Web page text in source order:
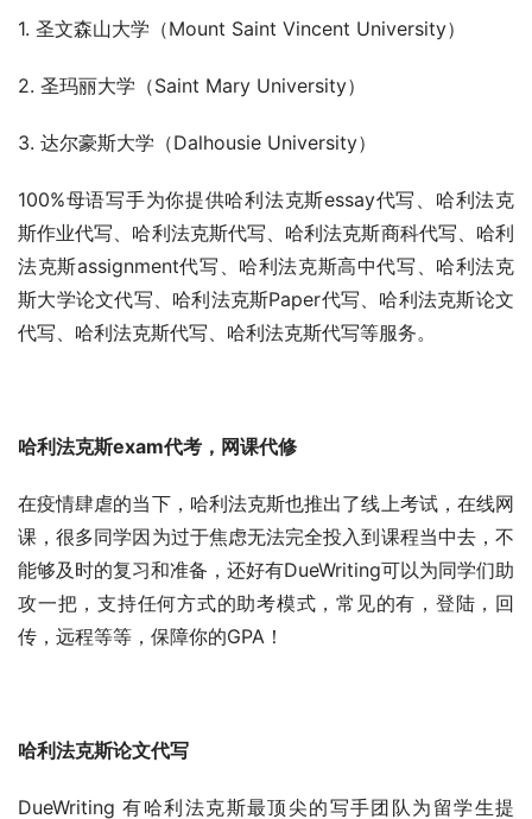
1. 圣文森山大学（Mount Saint Vincent University）
2. 圣玛丽大学（Saint Mary University）
3. 达尔豪斯大学（Dalhousie University）
100%母语写手为你提供哈利法克斯essay代写、哈利法克
斯作业代写、哈利法克斯代写、哈利法克斯商科代写、哈利
法克斯assignment代写、哈利法克斯高中代写、哈利法克
斯大学论文代写、哈利法克斯Paper代写、哈利法克斯论文
代写、哈利法克斯代写、哈利法克斯代写等服务。
哈利法克斯exam代考，网课代修
在疫情肆虐的当下，哈利法克斯也推出了线上考试，在线网
课，很多同学因为过于焦虑无法完全投入到课程当中去，不
能够及时的复习和准备，还好有DueWriting可以为同学们助
攻一把，支持任何方式的助考模式，常见的有，登陆，回
传，远程等等，保障你的GPA！
哈利法克斯论文代写
DueWriting 有哈利法克斯最顶尖的写手团队为留学生提